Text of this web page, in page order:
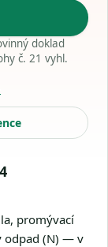
doklad
č. 21 vyhl.
promývací
odpad (N) — v